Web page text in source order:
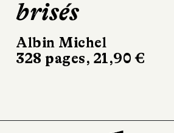
Gallimard